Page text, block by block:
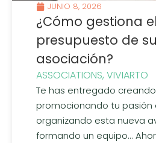
JUNIO 8, 2026
¿Cómo gestiona el
presupuesto de su
asociación?
ASSOCIATIONS, VIVIARTO
Te has entregado
promocionando tu pasión
organizando esta nueva
formando un equipo...